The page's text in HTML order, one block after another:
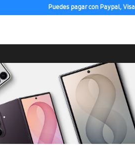
Puedes pagar con Paypal,